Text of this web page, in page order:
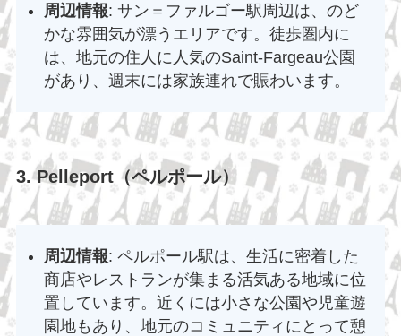
周辺情報: サン＝ファルゴー駅周辺は、のど
かな雰囲気が漂うエリアです。徒歩圏内に
は、地元の住人に人気のSaint-Fargeau公園
があり、週末には家族連れで賑わいます。
3. Pelleport（ペルポール）
周辺情報: ペルポール駅は、生活に密着した
商店やレストランが集まる活気ある地域に位
置しています。近くには小さな公園や児童遊
園地もあり、地元のコミュニティにとって憩